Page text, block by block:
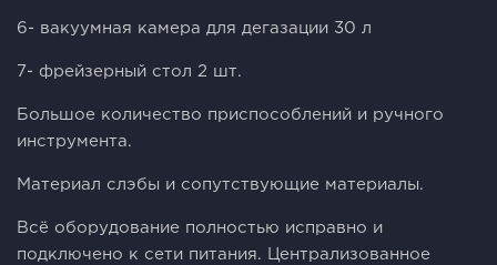
6- вакуумная камера для дегазации 30 л
7- фрейзерный стол 2 шт.
Большое количество приспособлений и ручного
инструмента.
Материал слэбы и сопутствующие материалы.
Всё оборудование полностью исправно и
подключено к сети питания. Централизованное